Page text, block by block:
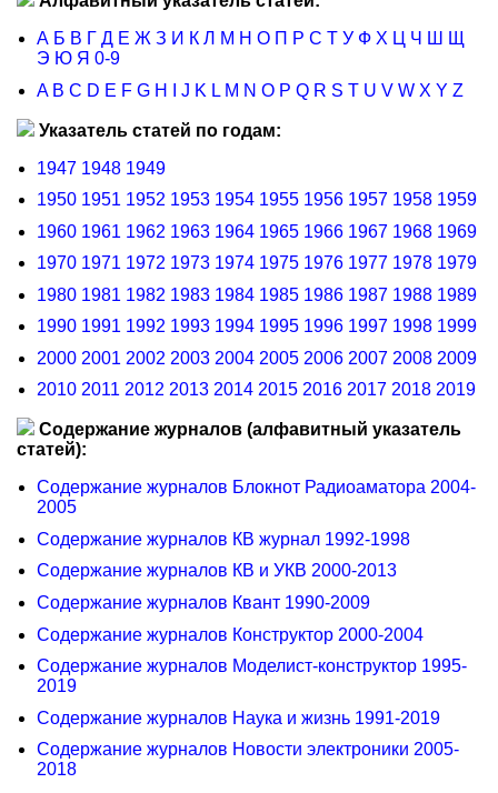
А Б В Г Д Е Ж З И К Л М Н О П Р С Т У Ф Х Ц Ч Ш
Щ
Э Ю Я 0-9
A B C D E F G H J K L M N O P Q R S T U V W X Y Z
Указатель статей по годам:
1947 1948 1949
1950 1951 1952 1953 1954 1955 1956 1957 1958 1959
1960 1961 1962 1963 1964 1965 1966 1967 1968 1969
1970 1971 1972 1973 1974 1975 1976 1977 1978 1979
1980 1981 1982 1983 1984 1985 1986 1987 1988 1989
1990 1991 1992 1993 1994 1995 1996 1997 1998 1999
2000 2001 2002 2003 2004 2005 2006 2007 2008 2009
2010 2011 2012 2013 2014 2015 2016 2017 2018 2019
Содержание журналов (алфавитный указатель
статей):
Содержание журналов Блокнот Радиоаматора 2004-
2005
Содержание журналов КВ журнал 1992-1998
Содержание журналов КВ и УКВ 2000-2013
Содержание журналов Квант 1990-2009
Содержание журналов Конструктор 2000-2004
Содержание журналов Моделист-конструктор 1995-
2019
Содержание журналов Наука и жизнь 1991-2019
Содержание журналов Новости электроники 2005-
2018